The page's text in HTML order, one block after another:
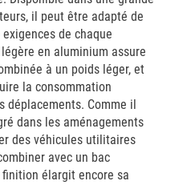
il peut être adapté de
de chaque
en aluminium assure
à un poids léger, et
la consommation
déplacements. Comme il
dans les aménagements
des véhicules utilitaires
avec un bac
élargit encore sa